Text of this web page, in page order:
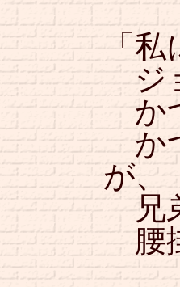
「私
ジ
か
かつ
が、
兄
腰